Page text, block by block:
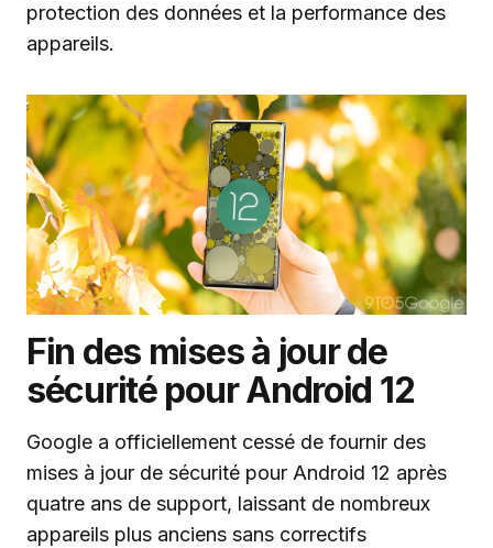
protection des données et la performance des
appareils.
Fin des mises à jour de
sécurité pour Android 12
Google a officiellement cessé de fournir des
mises à jour de sécurité pour Android 12 après
quatre ans de support, laissant de nombreux
appareils plus anciens sans correctifs